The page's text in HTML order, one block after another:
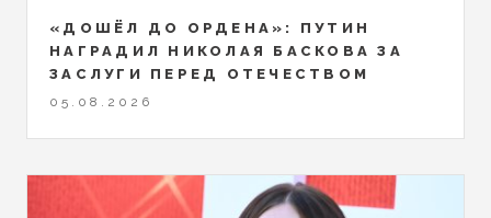
«ДОШЁЛ ДО ОРДЕНА»: ПУТИН
НАГРАДИЛ НИКОЛАЯ БАСКОВА ЗА
ЗАСЛУГИ ПЕРЕД ОТЕЧЕСТВОМ
05.08.2026